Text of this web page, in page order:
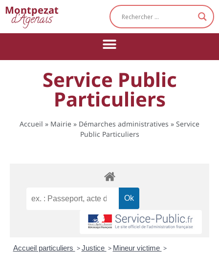
Montpezat
d'Agenais
Service Public
Particuliers
Accueil » Mairie » Démarches administratives » Service
Public Particuliers
Accueil particuliers > Justice > Mineur victime >
Cookies management panel